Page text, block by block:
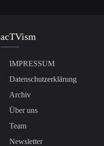
acTVism
IMPRESSUM
Datenschutzerklärung
Archiv
Über uns
Team
Newsletter